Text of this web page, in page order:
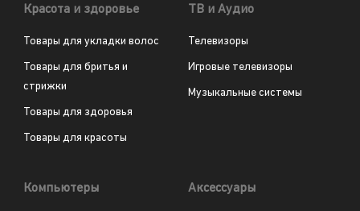
Красота и здоровье
Товары для укладки волос
Товары для бритья и
стрижки
Товары для здоровья
Товары для красоты
ТВ и Аудио
Телевизоры
Игровые телевизоры
Музыкальные системы
Компьютеры Аксессуары